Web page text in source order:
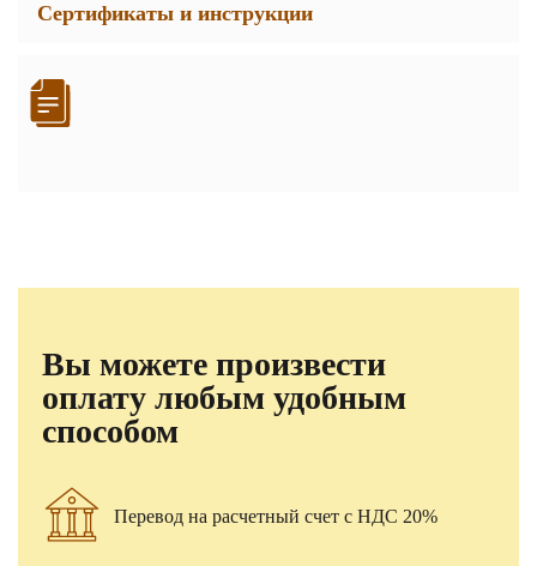
Сертификаты и инструкции
Вы можете произвести
оплату любым удобным
способом
Перевод на расчетный счет с НДС 20%